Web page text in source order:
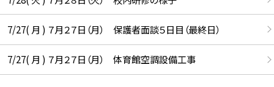
7/27( 月 ) ７月２７日（月） 保護者面談５日目（最終日）
7/27( 月 ) ７月２７日（月） 体育館空調設備工事